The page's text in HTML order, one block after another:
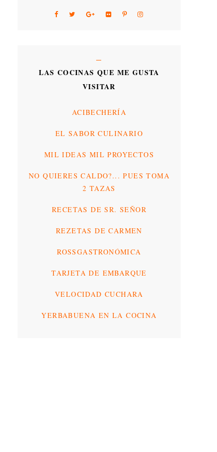
LAS COCINAS QUE ME GUSTA
VISITAR
ACIBECHERÍA
EL SABOR CULINARIO
MIL IDEAS MIL PROYECTOS
NO QUIERES CALDO?... PUES TOMA
2 TAZAS
RECETAS DE SR. SEÑOR
REZETAS DE CARMEN
ROSSGASTRONÓMICA
TARJETA DE EMBARQUE
VELOCIDAD CUCHARA
YERBABUENA EN LA COCINA